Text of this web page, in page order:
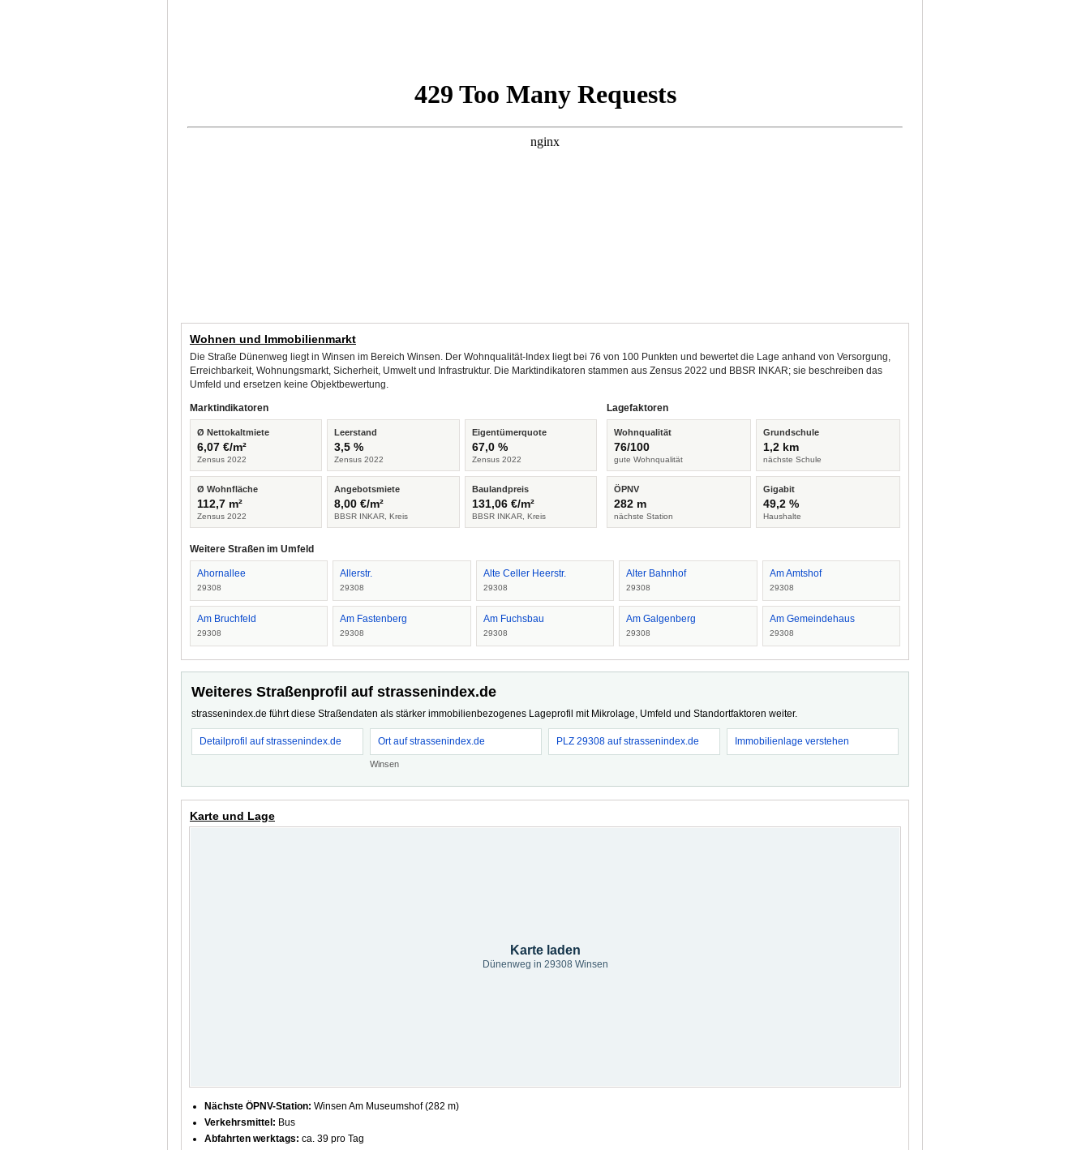
Wohnen und Immobilienmarkt
Die Straße Dünenweg liegt in Winsen im Bereich Winsen. Der Wohnqualität-Index liegt bei 76 von 100 Punkten und bewertet die Lage anhand von Versorgung,
Erreichbarkeit, Wohnungsmarkt, Sicherheit, Umwelt und Infrastruktur. Die Marktindikatoren stammen aus Zensus 2022 und BBSR INKAR; sie beschreiben das
Umfeld und ersetzen keine Objektbewertung.
Marktindikatoren
Ø Nettokaltmiete
6,07 €/m²
Zensus 2022
Leerstand
3,5 %
Zensus 2022
Eigentümerquote
67,0 %
Zensus 2022
Ø Wohnfläche
112,7 m²
Zensus 2022
Angebotsmiete
8,00 €/m²
BBSR INKAR, Kreis
Baulandpreis
131,06 €/m²
BBSR INKAR, Kreis
Lagefaktoren
Wohnqualität
76/100
gute Wohnqualität
Grundschule
1,2 km
nächste Schule
ÖPNV
282 m
nächste Station
Gigabit
49,2 %
Haushalte
Weitere Straßen im Umfeld
Ahornallee
29308
Allerstr.
29308
Alte Celler Heerstr.
29308
Alter Bahnhof
29308
Am Amtshof
29308
Am Bruchfeld
29308
Am Fastenberg
29308
Am Fuchsbau
29308
Am Galgenberg
29308
Am Gemeindehaus
29308
Weiteres Straßenprofil auf strassenindex.de
strassenindex.de führt diese Straßendaten als stärker immobilienbezogenes Lageprofil mit Mikrolage, Umfeld und Standortfaktoren weiter.
Detailprofil auf strassenindex.de Ort auf strassenindex.de
Winsen
PLZ 29308 auf strassenindex.de Immobilienlage verstehen
Karte und Lage
Karte laden
Dünenweg in 29308 Winsen
Nächste ÖPNV-Station: Winsen Am Museumshof (282 m)
Verkehrsmittel: Bus
Abfahrten werktags: ca. 39 pro Tag